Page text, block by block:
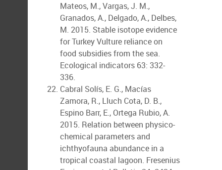
Mateos, M., Vargas, J. M.,
Granados, A., Delgado, A., Delbes,
M. 2015. Stable isotope evidence
for Turkey Vulture reliance on
food subsidies from the sea.
Ecological indicators 63: 332-
336.
Cabral Solís, E. G., Macías
Zamora, R., Lluch Cota, D. B.,
Espino Barr, E., Ortega Rubio, A.
2015. Relation between physico-
chemical parameters and
ichthyofauna abundance in a
tropical coastal lagoon. Fresenius